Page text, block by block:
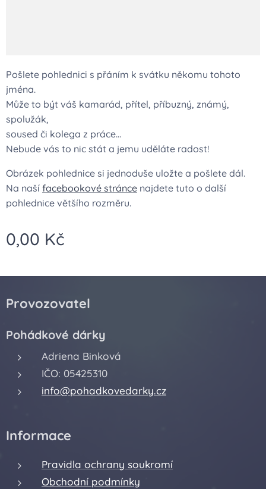
Pošlete pohlednici s přáním k svátku někomu tohoto
jména.
Může to být váš kamarád, přítel, příbuzný, známý,
spolužák,
soused či kolega z práce...
Nebude vás to nic stát a jemu uděláte radost!
Obrázek pohlednice si jednoduše uložte a pošlete dál.
Na naší facebookové stránce najdete tuto o další
pohlednice většího rozměru.
0,00 Kč
Provozovatel
Pohádkové dárky
Adriena Binková
IČO: 05425310
info@pohadkovedarky.cz
Informace
Pravidla ochrany soukromí
Obchodní podmínky